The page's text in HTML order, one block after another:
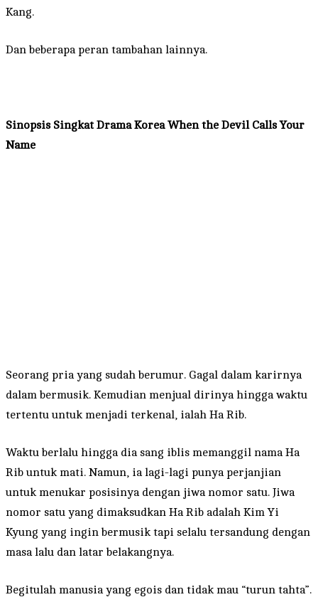
Kang.
Dan beberapa peran tambahan lainnya.
Sinopsis Singkat Drama Korea When the Devil Calls Your
Name
Seorang pria yang sudah berumur. Gagal dalam karirnya
dalam bermusik. Kemudian menjual dirinya hingga waktu
tertentu untuk menjadi terkenal, ialah Ha Rib.
Waktu berlalu hingga dia sang iblis memanggil nama Ha
Rib untuk mati. Namun, ia lagi-lagi punya perjanjian
untuk menukar posisinya dengan jiwa nomor satu. Jiwa
nomor satu yang dimaksudkan Ha Rib adalah Kim Yi
Kyung yang ingin bermusik tapi selalu tersandung dengan
masa lalu dan latar belakangnya.
Begitulah manusia yang egois dan tidak mau “turun tahta”.